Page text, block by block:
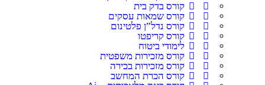
קורס בדק בית
קורס שמאות עסקים
קורס נדל”ן פלטינום
קורס קריפטו
לימודי ביטוח
קורס מזכירות משפטית
קורס מזכירות בכירה
קורס הכרת המחשב